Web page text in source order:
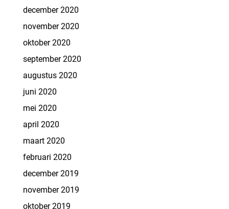
december 2020
november 2020
oktober 2020
september 2020
augustus 2020
juni 2020
mei 2020
april 2020
maart 2020
februari 2020
december 2019
november 2019
oktober 2019